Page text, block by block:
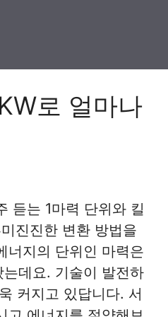
로 얼마나
듣는 1마력 단위와 킬
진진한 변환 방법을
너지의 단위인 마력은
데요. 기술이 발전하
커지고 있답니다. 서